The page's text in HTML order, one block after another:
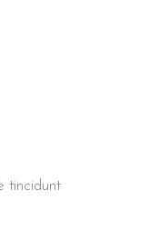
tincidunt